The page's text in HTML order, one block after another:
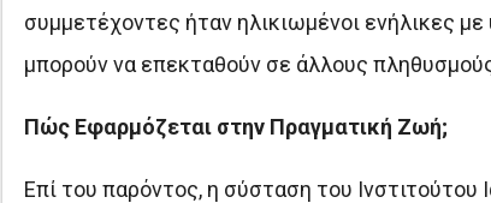
συμμετέχοντες ήταν ηλικιωμένοι ενήλικες
μπορούν να επεκταθούν σε άλλους
Πώς Εφαρμόζεται στην Πραγματική Ζωή;
Επί του παρόντος, η σύσταση του Ινστιτούτου